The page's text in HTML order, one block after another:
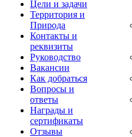
Цели и задачи
Территория и
Природа
Контакты и
реквизиты
Руководство
Вакансии
Как добраться
Вопросы и
ответы
Награды и
сертификаты
Отзывы